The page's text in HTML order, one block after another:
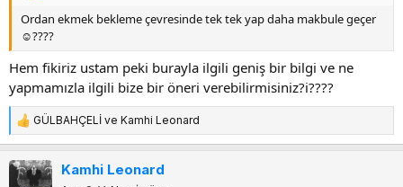
Ordan ekmek bekleme çevresinde tek tek yap daha makbule geçer
☺????
Hem fikiriz ustam peki burayla ilgili geniş bir bilgi ve ne
yapmamızla ilgili bize bir öneri verebilirmisiniz?i????
T
e
p
k
GÜLBAHÇELİ ve Kamhi Leonard
Kamhi Leonard